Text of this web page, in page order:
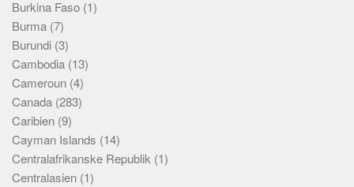
Burkina Faso (1)
Burma (7)
Burundi (3)
Cambodia (13)
Cameroun (4)
Canada (283)
Caribien (9)
Cayman Islands (14)
Centralafrikanske Republik (1)
Centralasien (1)